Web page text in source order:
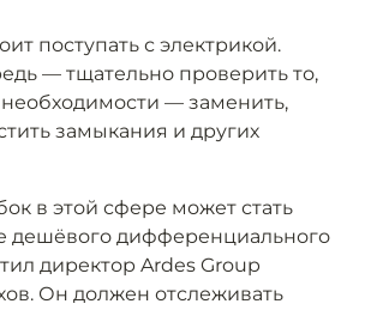
поступать с электрикой.
— тщательно проверить то,
необходимости — заменить,
замыкания и других
в этой сфере может стать
дешёвого дифференциального
директор Ardes Group
Он должен отслеживать